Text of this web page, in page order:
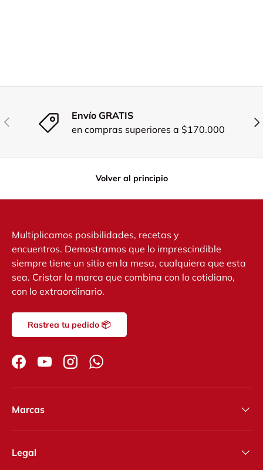
Anterior
Envío GRATIS
en compras superiores a $170.000
Volver al principio
Multiplicamos posibilidades, recetas y
encuentros. Demostramos que lo imprescindible
siempre tiene un sitio en la mesa, cualquiera que esta
sea. Cristar la marca que combina con lo cotidiano,
con lo extraordinario.
Rastrea tu pedido 📦
FacebookYouTubeInstagramWhatsApp
Marcas
Legal